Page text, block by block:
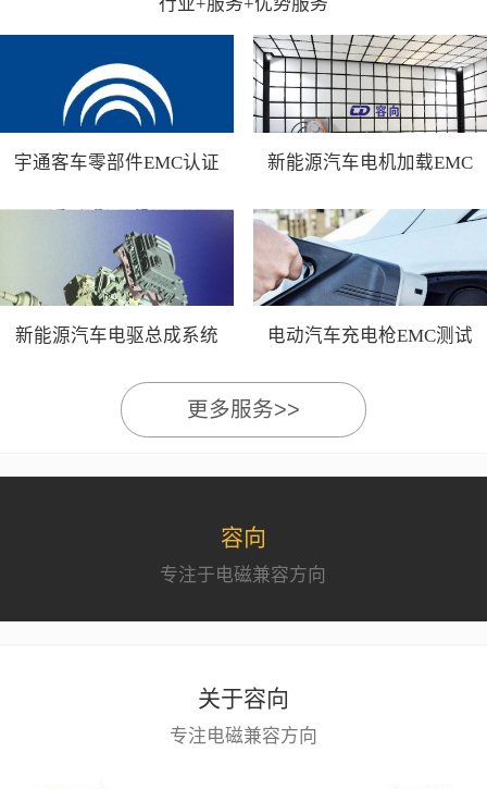
宇通客车零部件EMC认证
新能源汽车电机加载EMC
新能源汽车电驱总成系统
电动汽车充电枪EMC测试
更多服务>>
容向
专注于电磁兼容方向
关于容向
专注电磁兼容方向